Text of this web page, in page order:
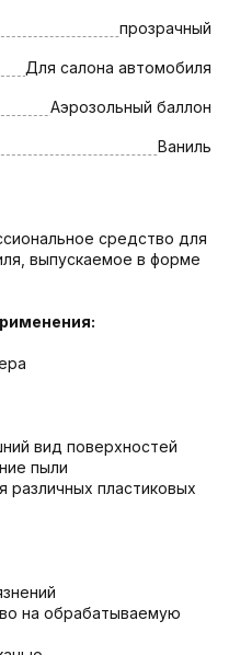
прозрачный
Для салона автомобиля
Аэрозольный баллон
Ваниль
средство для
выпускаемое в форме
вид поверхностей
пыли
различных пластиковых
на обрабатываемую